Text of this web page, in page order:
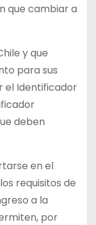
que cambiar a
y que
para sus
el Identificador
deben
en el
requisitos de
a la
por